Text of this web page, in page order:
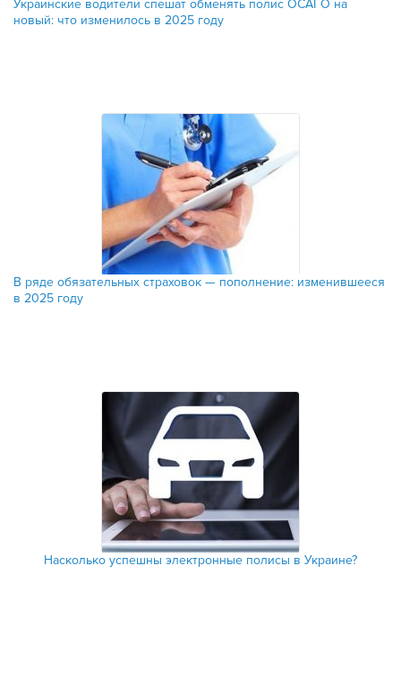
Украинские водители спешат обменять полис ОСАГО на
новый: что изменилось в 2025 году
В ряде обязательных страховок — пополнение: изменившееся
в 2025 году
Насколько успешны электронные полисы в Украине?